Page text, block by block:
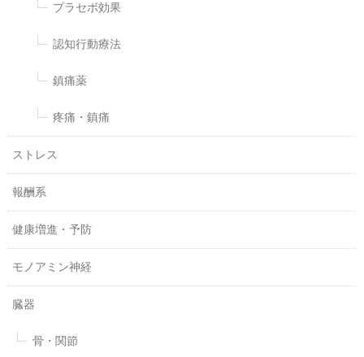
プラセボ効果
認知行動療法
鎮痛薬
疼痛・鎮痛
ストレス
報酬系
健康増進・予防
モノアミン神経
臓器
骨・関節